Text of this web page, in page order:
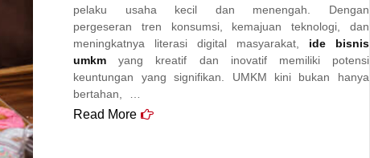
pelaku usaha kecil dan menengah. Dengan
pergeseran tren konsumsi, kemajuan teknologi, dan
meningkatnya literasi digital masyarakat, ide bisnis
umkm yang kreatif dan inovatif memiliki potensi
keuntungan yang signifikan. UMKM kini bukan hanya
bertahan, …
Read More